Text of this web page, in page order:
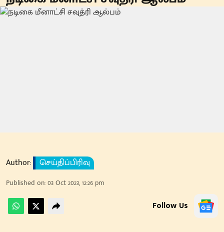
Author: செய்திப்பிரிவு
Published on:03 Oct 2023, 12:26 pm
Follow Us